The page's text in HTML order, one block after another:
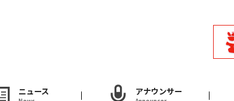
ニュース アナウンサー
アナウンサー